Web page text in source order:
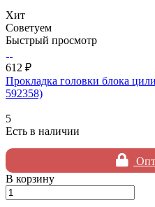
Хит
Советуем
Быстрый просмотр
612 ₽
Прокладка головки блока
592358)
5
Есть в наличии
В корзину